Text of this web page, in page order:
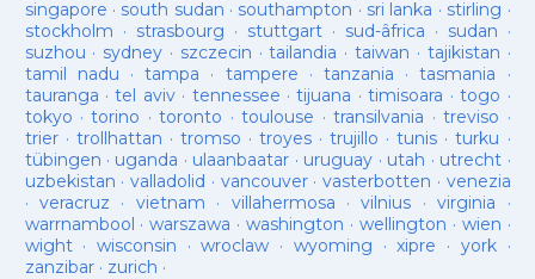
singapore · south sudan · southampton · sri lanka · stirling ·
stockholm · strasbourg · stuttgart· sud-âfrica · sudan ·
suzhou · sydney · szczecin ·tailandia ·taiwan · tajikistan ·
tamil nadu ·tampa · tampere · tanzania ·tasmania ·
tauranga ·tel aviv· tennessee ·tijuana ·timisoara ·togo ·
tokyo ·torino ·toronto ·toulouse ·transilvania ·treviso ·
trier· trollhattan · tromso · troyes·trujillo ·tunis ·turku ·
tübingen · uganda · ulaanbaatar · uruguay · utah · utrecht ·
uzbekistan · valladolid · vancouver· vasterbotten · venezia
· veracruz · vietnam · villahermosa ·vilnius ·virginia ·
warrnambool ·warszawa ·washington · wellington · wien ·
wight· wisconsin ·wroclaw · wyoming ·xipre · york·
zanzibar· zurich ·